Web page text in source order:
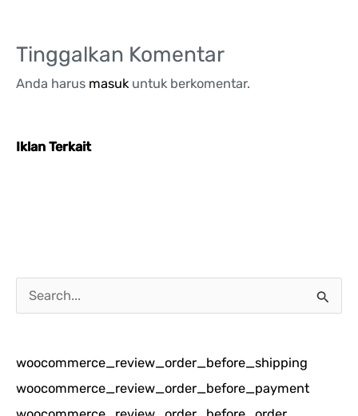
Tinggalkan Komentar
Anda harus masukuntuk berkomentar.
Iklan Terkait
a
i
u
woocommerce_review_order_before_shipping
woocommerce_review_order_before_payment